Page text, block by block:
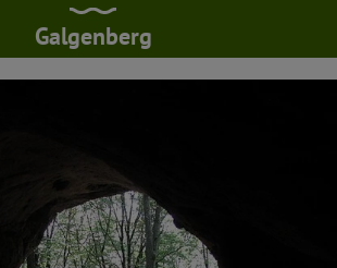
Galgenberg